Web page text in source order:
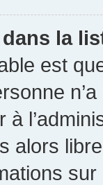
dans la
est
alors